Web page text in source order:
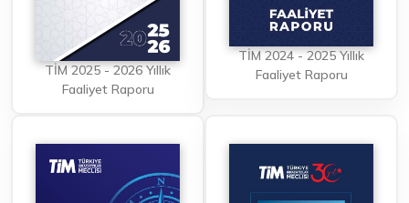
TİM 2025 - 2026 Yıllık
Faaliyet Raporu
TİM 2024 - 2025 Yıllık
Faaliyet Raporu